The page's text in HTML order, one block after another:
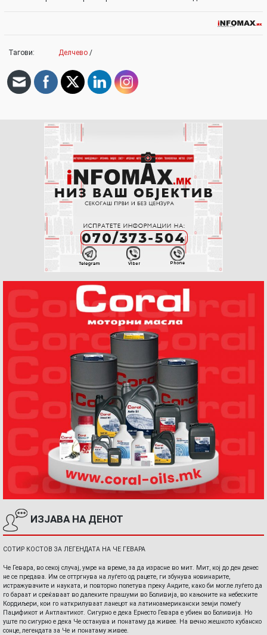
Тагови: Делчево /
ИЗЈАВА НА ДЕНОТ
СОТИР КОСТОВ ЗА ЛЕГЕНДАТА НА ЧЕ ГЕВАРА
Че Гевара, во секој случај, умре на време, за да израсне во мит. Мит, кој до ден денес
не се предава. Им се оттргнува на луѓето од рацете, ги збунува новинарите,
истражувачите и науката, и повторно полетува преку Андите, како би могле луѓето да
го бараат и среќаваат во далеките прашуми во Боливија, во кањоните на небеските
Кордиљери, кои го наткрилуваат ланецот на латиноамерикански земји помеѓу
Пацификот и Антлантикот. Сигурно е дека Ернесто Гевара е убиен во Боливија. Но
уште по сигурно е дека Че останува и понатаму да живее. На вечно жешкото кубанско
сонце, легендата за Че и понатаму живее.